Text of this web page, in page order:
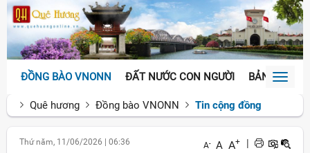
ĐỒNG BÀO VNONN ĐẤT NƯỚC CON NGƯỜI BẢN SẮCToggle
Quê hương
Đồng bào VNONN Tin cộng đồng
Thứ năm, 11/06/2026 06:36 A- A A+